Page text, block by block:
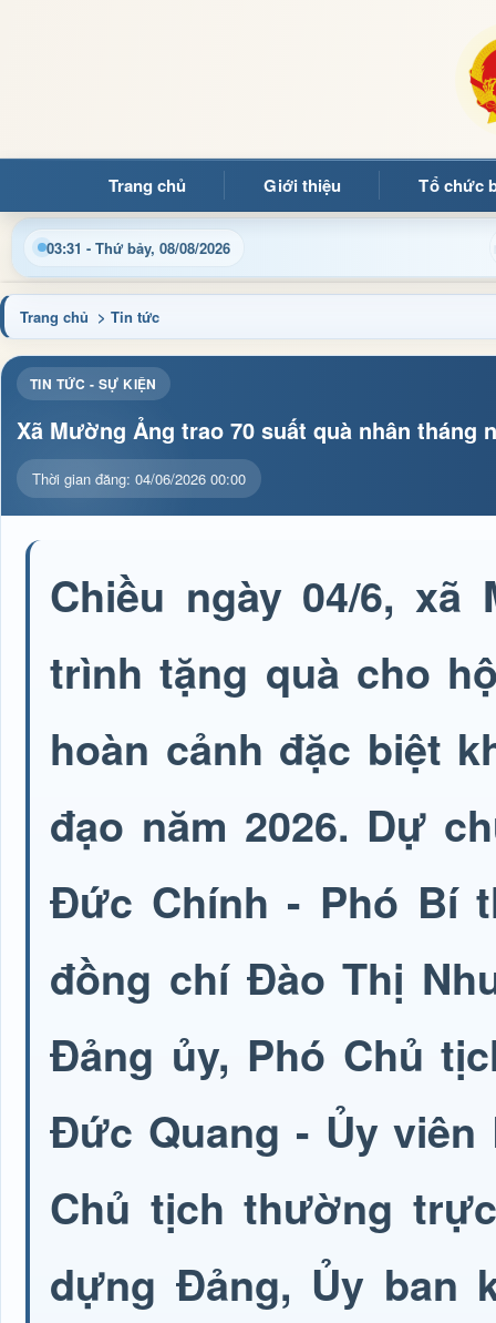
Trang chủ Giới thiệu Tổ chức
03:31 - Thứ bảy, 08/08/2026
điều hành, thủ tục hành chính và tin tức địa phương nhanh
Trang chủ > Tin tức
TIN TỨC - SỰ KIỆN
Xã Mường Ảng trao 70 suất quà nhân tháng
Thời gian đăng: 04/06/2026 00:00
Chiều ngày 04/6,
trình tặng quà cho
hoàn cảnh đặc biệt
đạo năm 2026. Dự
Đức Chính - Phó Bí
đồng chí Đào Thị
Đảng ủy, Phó Chủ
Đức Quang - Ủy
Chủ tịch thường
dựng Đảng, Ủy ban